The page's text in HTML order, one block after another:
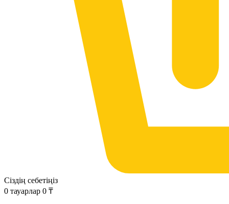
Сіздің себетіңіз
0 тауарлар 0 ₸